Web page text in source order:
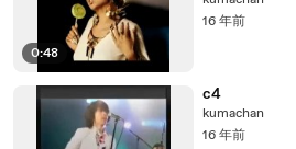
0:48
16 年前
c4
kumachan
16 年前